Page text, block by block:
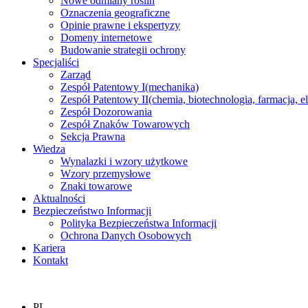
Oznaczenia geograficzne
Opinie prawne i ekspertyzy
Domeny internetowe
Budowanie strategii ochrony
Specjaliści
Zarząd
Zespół Patentowy I(mechanika)
Zespół Patentowy II(chemia, biotechnologia, farmacja,
Zespół Dozorowania
Zespół Znaków Towarowych
Sekcja Prawna
Wiedza
Wynalazki i wzory użytkowe
Wzory przemysłowe
Znaki towarowe
Aktualności
Bezpieczeństwo Informacji
Polityka Bezpieczeństwa Informacji
Ochrona Danych Osobowych
Kariera
Kontakt